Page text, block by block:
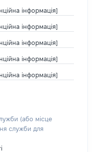
інформація]
інформація]
інформація]
інформація]
інформація]
(або місце
служби для